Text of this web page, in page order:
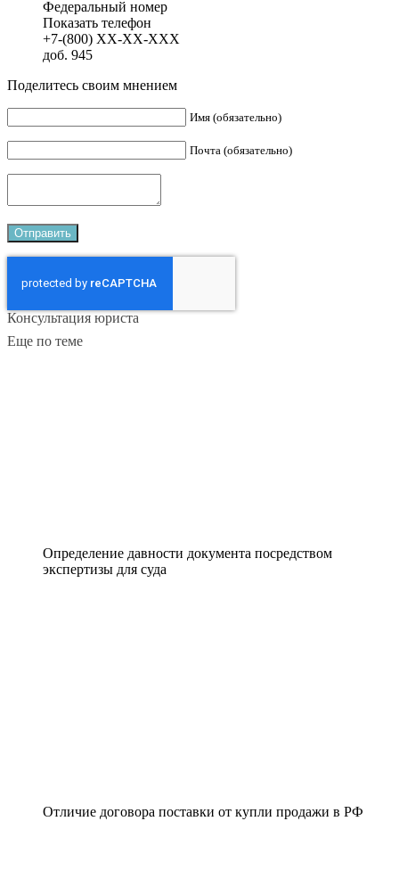
Федеральный номер
Показать телефон
+7-(800) XX-XX-XXX
доб. 945
Поделитесь своим мнением
Имя (обязательно)
Почта (обязательно)
Консультация юриста
Еще по теме
Определение давности документа посредством
экспертизы для суда
Отличие договора поставки от купли продажи в РФ